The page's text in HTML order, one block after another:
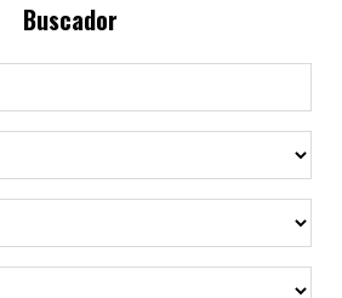
Buscador